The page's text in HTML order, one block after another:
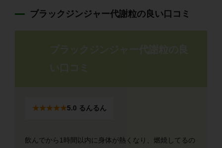
ブラックジンジャー代謝粒の良い口コミ
★★★★★5.0 るんるん
飲んでから1時間以内に身体が熱くなり、燃焼してるの